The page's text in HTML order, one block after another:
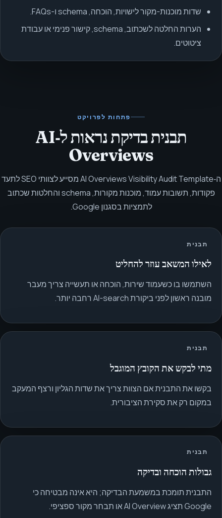
שדות מוכנות-מקור לישויות, הוכחה, schema ו-FAQs.
הערות החלטה לשכתוב, schema, קישור פנימי או עבודת
ציטוטים.
פתחות לפרויקט
תבנית בדיקת נראות ל‑AI
Overviews
ה‑AI Overviews Visibility Audit Template מסייע לצוותי SEO לתעד
פקודות, תשובות עמוד, מוכנות מקורות, schema והחלטות שכתוב
לתמציות בסגנון Google.
תבנית
לאילו המשאב עוזר להחליט
השתמשו בו כשעמוד שירות, הוכחה או תעשייה צריך מעבר
מובנה ראשון לפני ביקורת AI-search רחבה יותר.
תבנית
מתי לבקש את הקובץ המוגבל
בקשו את התבנית אם הצוות צריך את שדות הגליון ורצף המעקב
במקום רק את סקירת הציבורית.
תבנית
גבולות הוכחה ובדיקה
התבנית תומכת במשמעת הבדיקה; היא אינה מבטיחה כי
Google תציג AI Overview או תבחר מקור ספציפי.